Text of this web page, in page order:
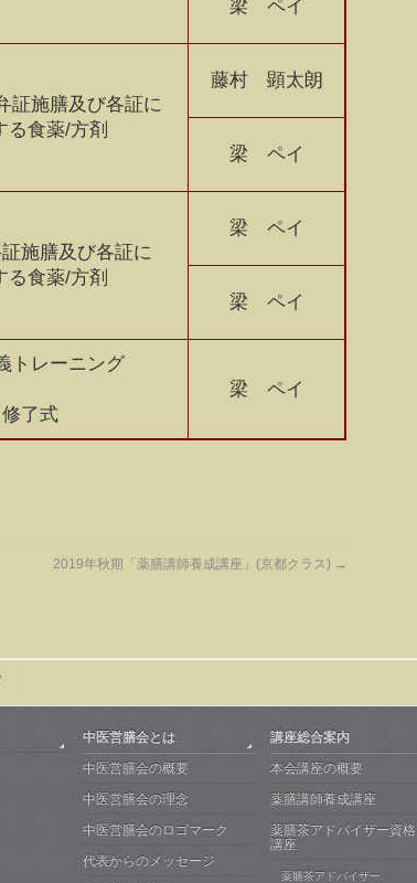
梁 ペイ
証施膳及び各証に
る食薬/方剤
藤村 顕太朗
梁 ペイ
施膳及び各証に
る食薬/方剤
梁 ペイ
梁 ペイ
トレーニング
修了式
梁 ペイ
2019年秋期「薬膳講師養成講座」(京都クラス) →
中医営膳会とは
中医営膳会の概要
中医営膳会の理念
中医営膳会のロゴマーク
代表からのメッセージ
講座総合案内
本会講座の概要
薬膳講師養成講座
薬膳茶アドバイザー資格
講座
薬膳茶アドバイザー